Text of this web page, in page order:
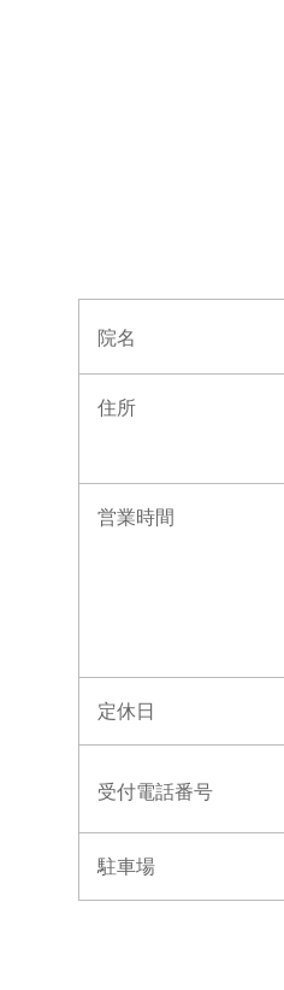
院名
住所
営業時間
定休日
受付電話番号
駐車場